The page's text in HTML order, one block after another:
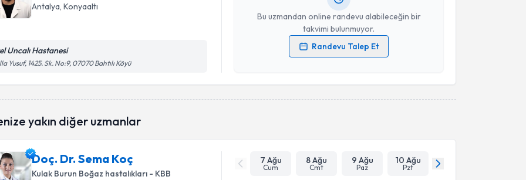
Antalya, Konyaaltı
Uncalı Hastanesi
Yusuf, 1425. Sk. No:9, 07070 Bahtılı Köyü
Bu uzmandan online randevu alabileceğin bir
takvimi bulunmuyor.
Randevu Talep Et
Kişisel verilerimin işlenmesine ilişkinAydınlatma Metni
işlenmesini kabul ediyorum.
yakın diğer uzmanlar
Doç. Dr. Sema Koç
Kulak Burun Boğaz hastalıkları - KBB
7 Ağu
Cum
8 Ağu
Cmt
9 Ağu
Paz
10 Ağu
Pzt